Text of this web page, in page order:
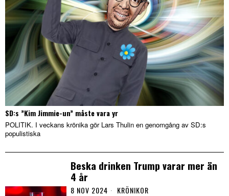
SD:s ”Kim Jimmie-un” måste vara yr
POLITIK. I veckans krönika gör Lars Thulin en genomgång av SD:s
populistiska
Beska drinken Trump varar mer än
4 år
8 NOV 2024 KRÖNIKOR